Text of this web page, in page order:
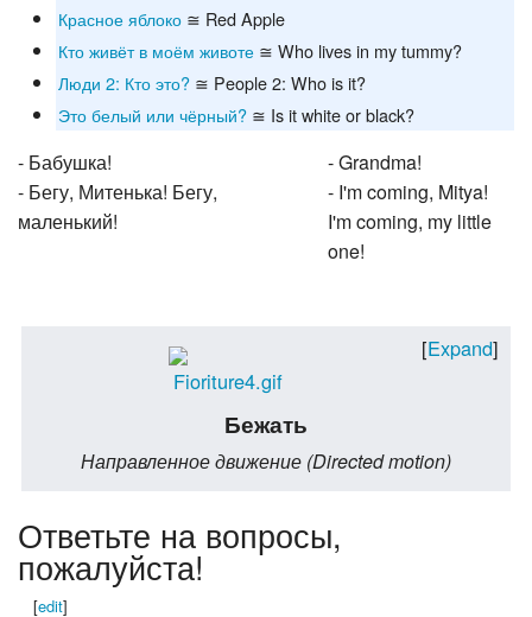
Красное яблоко ≅ Red Apple
Кто живёт в моём животе ≅ Who lives in my tummy?
Люди 2: Кто это? ≅ People 2: Who is it?
Это белый или чёрный? ≅ Is it white or black?
- Бабушка!
- Бегу, Митенька! Бегу,
маленький!
- Grandma!
- I'm coming, Mitya!
I'm coming, my little
one!
Expand
Бежать
Направленное движение (Directed motion)
Ответьте на вопросы,
пожалуйста!
[edit]